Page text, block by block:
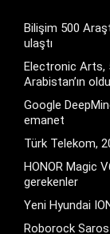
Bilişim 500
ulaştı
Electronic Arts,
Arabistan’ın oldu
Google
emanet
Türk Telekom,
HONOR Magic
gerekenler
Yeni Hyundai
Roborock